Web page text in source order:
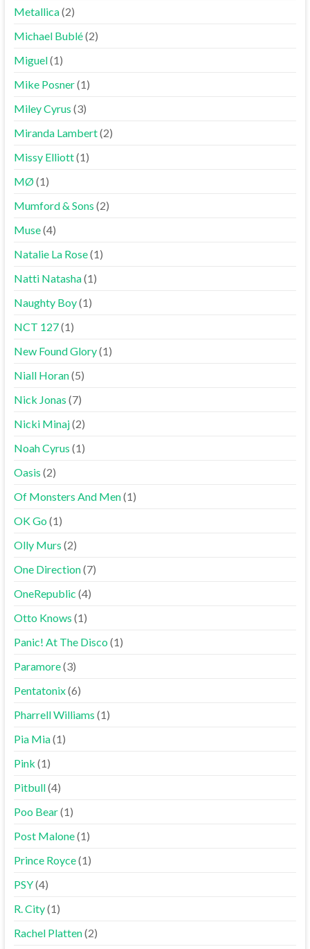
Metallica(2)
Michael Bublé(2)
Miguel(1)
Mike Posner(1)
Miley Cyrus (3)
Miranda Lambert(2)
Missy Elliott(1)
MØ(1)
Mumford & Sons (2)
Muse(4)
Natalie La Rose(1)
Natti Natasha(1)
Naughty Boy(1)
NCT 127(1)
New Found Glory(1)
Niall Horan(5)
Nick Jonas (7)
Nicki Minaj(2)
Noah Cyrus (1)
Oasis (2)
Of Monsters And Men(1)
OK Go(1)
Olly Murs (2)
One Direction(7)
OneRepublic (4)
Otto Knows (1)
Panic! At The Disco(1)
Paramore(3)
Pentatonix(6)
Pharrell Williams (1)
Pia Mia(1)
Pink (1)
Pitbull(4)
Poo Bear(1)
Post Malone(1)
Prince Royce(1)
PSY(4)
R. City(1)
Rachel Platten(2)